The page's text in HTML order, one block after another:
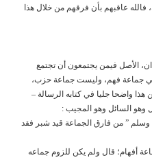
فالله عاقبهم بأن فرقهم من خلال هذا
الأصل فيمن يجتمعون أن تجتمع
هي جماعة فهم، وليست جماعة حزب،
هذا واضحا جليا في كتابه الرسالة –
السائل وهو المجيب :
وسلم ” من فارق الجماعة قيد شبر فقد
أفهام؛ قال ولم يكن للزوم جماعه